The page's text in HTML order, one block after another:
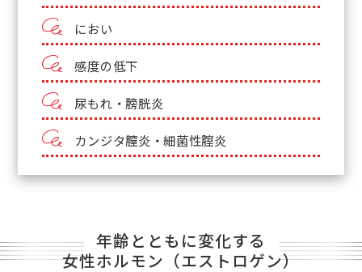
におい
感度の低下
尿もれ・膀胱炎
カンジタ膣炎・細菌性腟炎
年齢とともに変化する
女性ホルモン（エストロゲン）